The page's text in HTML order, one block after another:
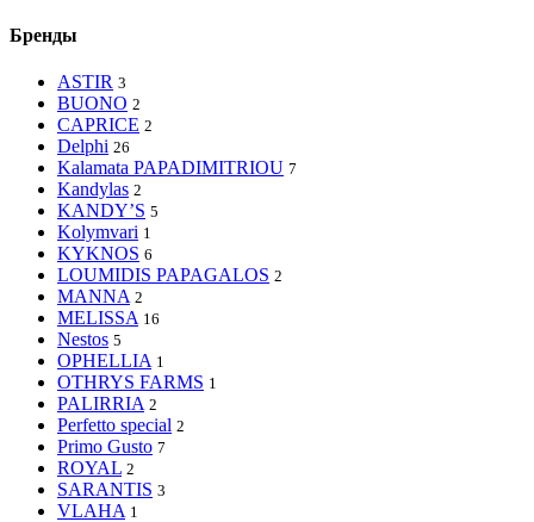
Бренды
ASTIR 3
BUONO 2
CAPRICE 2
Delphi 26
Kalamata PAPADIMITRIOU 7
Kandylas 2
KANDY’S 5
Kolymvari 1
KYKNOS 6
LOUMIDIS PAPAGALOS 2
MANNA 2
MELISSA 16
Nestos 5
OPHELLIA 1
OTHRYS FARMS 1
PALIRRIA 2
Perfetto special 2
Primo Gusto 7
ROYAL 2
SARANTIS 3
VLAHA 1